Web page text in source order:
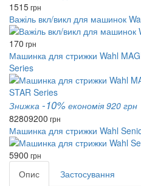
1515грн
Важіль вкл/викл для машинок
170 грн
Машинка для стрижки Wahl
Series
Знижка -10% економія 920 грн
82809200 грн
Машинка для стрижки Wahl
5900 грн
Опис
Застосування